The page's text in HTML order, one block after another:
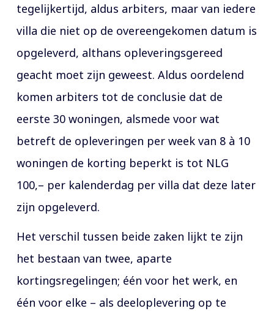
tegelijkertijd, aldus arbiters, maar van iedere
villa die niet op de overeengekomen datum is
opgeleverd, althans opleveringsgereed
geacht moet zijn geweest. Aldus oordelend
komen arbiters tot de conclusie dat de
eerste 30 woningen, alsmede voor wat
betreft de opleveringen per week van 8 à 10
woningen de korting beperkt is tot NLG
100,– per kalenderdag per villa dat deze later
zijn opgeleverd.
Het verschil tussen beide zaken lijkt te zijn
het bestaan van twee, aparte
kortingsregelingen; één voor het werk, en
één voor elke – als deeloplevering op te